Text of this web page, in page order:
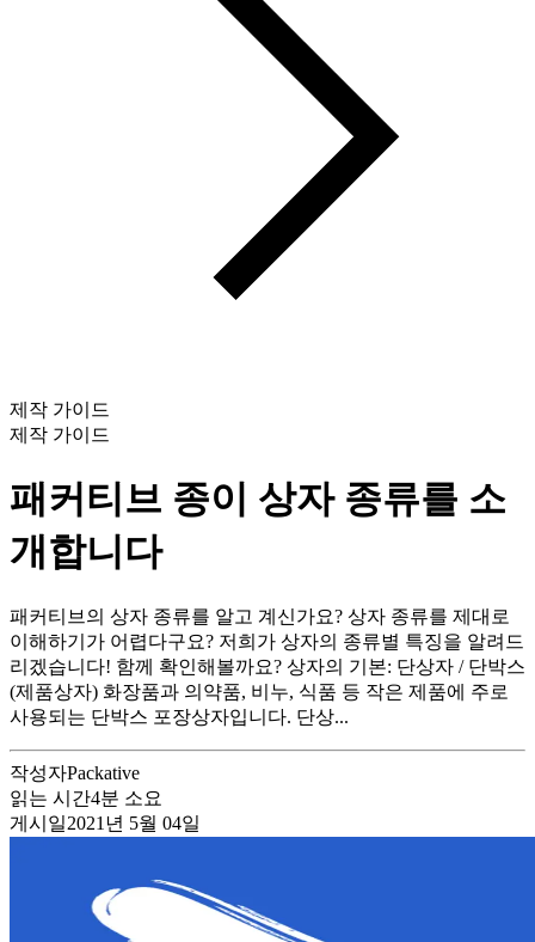
제작 가이드
제작 가이드
패커티브 종이 상자 종류를 소
개합니다
패커티브의 상자 종류를 알고 계신가요? 상자 종류를 제대로
이해하기가 어렵다구요? 저희가 상자의 종류별 특징을 알려드
리겠습니다! 함께 확인해볼까요? 상자의 기본: 단상자 / 단박스
(제품상자) 화장품과 의약품, 비누, 식품 등 작은 제품에 주로
사용되는 단박스 포장상자입니다. 단상...
작성자Packative
읽는 시간4분 소요
게시일2021년 5월 04일